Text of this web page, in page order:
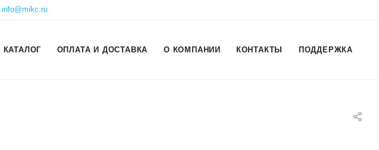
info@mikc.ru
КАТАЛОГ ОПЛАТА И ДОСТАВКА О КОМПАНИИ КОНТАКТЫ ПОДДЕРЖКА